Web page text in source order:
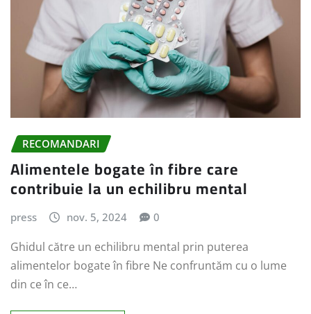
RECOMANDARI
Alimentele bogate în fibre care
contribuie la un echilibru mental
press nov. 5, 2024 0
Ghidul către un echilibru mental prin puterea
alimentelor bogate în fibre Ne confruntăm cu o lume
din ce în ce…